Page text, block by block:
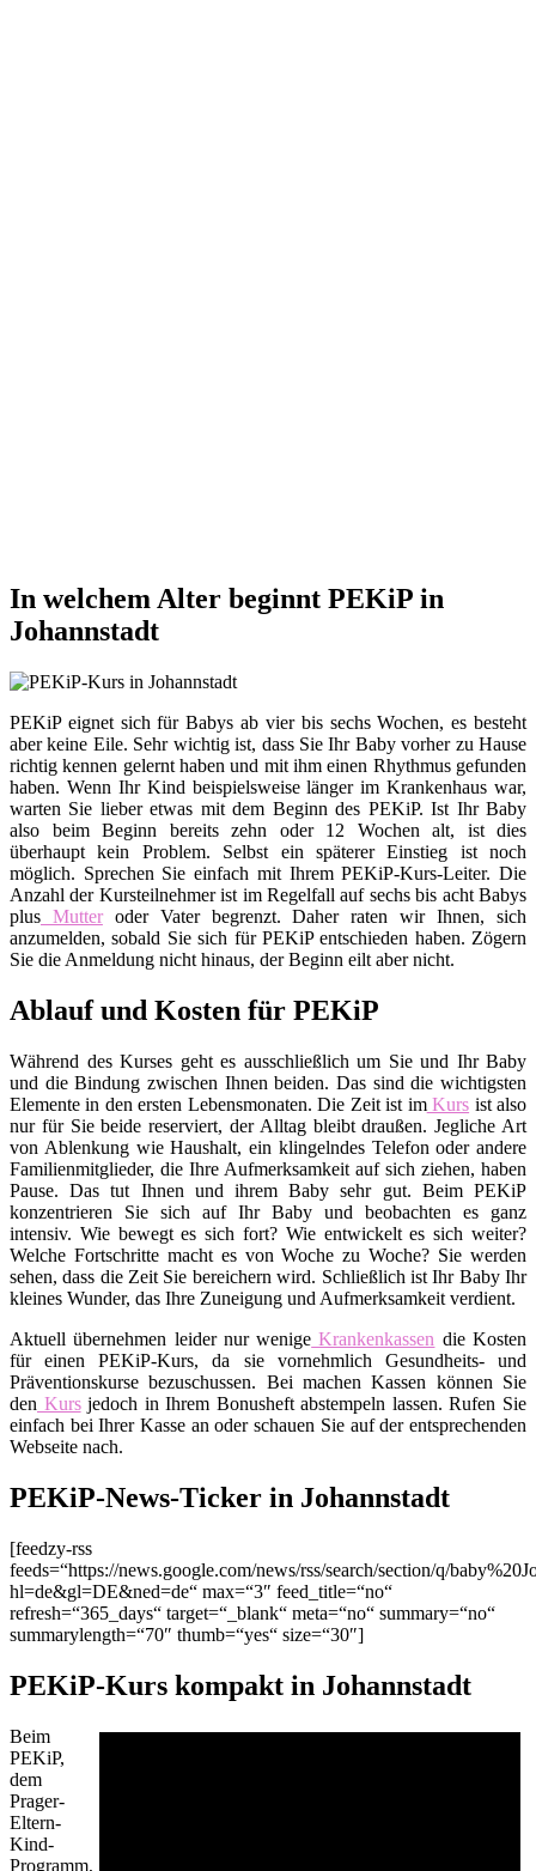
In welchem Alter beginnt PEKiP in
Johannstadt
PEKiP eignet sich für Babys ab vier bis sechs Wochen, es besteht
aber keine Eile. Sehr wichtig ist, dass Sie Ihr Baby vorher zu Hause
richtig kennen gelernt haben und mit ihm einen Rhythmus gefunden
haben. Wenn Ihr Kind beispielsweise länger im Krankenhaus war,
warten Sie lieber etwas mit dem Beginn des PEKiP. Ist Ihr Baby
also beim Beginn bereits zehn oder 12 Wochen alt, ist dies
überhaupt kein Problem. Selbst ein späterer Einstieg ist noch
möglich. Sprechen Sie einfach mit Ihrem PEKiP-Kurs-Leiter. Die
Anzahl der Kursteilnehmer ist im Regelfall auf sechs bis acht Babys
plus Mutteroder Vater begrenzt. Daher raten wir Ihnen, sich
anzumelden, sobald Sie sich für PEKiP entschieden haben. Zögern
Sie die Anmeldung nicht hinaus, der Beginn eilt aber nicht.
Ablauf und Kosten für PEKiP
Während des Kurses geht es ausschließlich um Sie und Ihr Baby
und die Bindung zwischen Ihnen beiden. Das sind die wichtigsten
Elemente in den ersten Lebensmonaten. Die Zeit ist imKurs ist also
nur für Sie beide reserviert, der Alltag bleibt draußen. Jegliche Art
von Ablenkung wie Haushalt, ein klingelndes Telefon oder andere
Familienmitglieder, die Ihre Aufmerksamkeit auf sich ziehen, haben
Pause. Das tut Ihnen und ihrem Baby sehr gut. Beim PEKiP
konzentrieren Sie sich auf Ihr Baby und beobachten es ganz
intensiv. Wie bewegt es sich fort? Wie entwickelt es sich weiter?
Welche Fortschritte macht es von Woche zu Woche? Sie werden
sehen, dass die Zeit Sie bereichern wird. Schließlich ist Ihr Baby Ihr
kleines Wunder, das Ihre Zuneigung und Aufmerksamkeit verdient.
Aktuell übernehmen leider nur wenige Krankenkassen die Kosten
für einen PEKiP-Kurs, da sie vornehmlich Gesundheits- und
Präventionskurse bezuschussen. Bei machen Kassen können Sie
den Kursjedoch in Ihrem Bonusheft abstempeln lassen. Rufen Sie
einfach bei Ihrer Kasse an oder schauen Sie auf der entsprechenden
Webseite nach.
PEKiP-News-Ticker in Johannstadt
[feedzy-rss
feeds=“https://news.google.com/news/rss/search/section/q/
hl=de&gl=DE&ned=de“ max=“3″ feed_title=“no“
refresh=“365_days“ target=“_blank“ meta=“no“ summary=“no“
summarylength=“70″ thumb=“yes“ size=“30″]
PEKiP-Kurs kompakt in Johannstadt
Beim
PEKiP,
dem
Prager-
Eltern-
Kind-
Programm,